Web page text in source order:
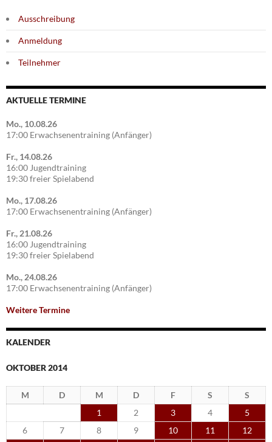
Ausschreibung
Anmeldung
Teilnehmer
AKTUELLE TERMINE
Mo., 10.08.26
17:00 Erwachsenentraining (Anfänger)
Fr., 14.08.26
16:00 Jugendtraining
19:30 freier Spielabend
Mo., 17.08.26
17:00 Erwachsenentraining (Anfänger)
Fr., 21.08.26
16:00 Jugendtraining
19:30 freier Spielabend
Mo., 24.08.26
17:00 Erwachsenentraining (Anfänger)
Weitere Termine
KALENDER
OKTOBER 2014
M D M D F S
S
1
2 3 4
5
6
7 8 9 10 11
12